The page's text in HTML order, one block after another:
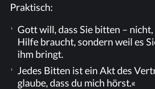
Prak­tisch:
Gott will, dass Sie bit­ten –
Hil­fe braucht, son­dern weil es
ihm bringt.
Je­des Bit­ten ist ein Akt des
glau­be, dass du mich hörst.«